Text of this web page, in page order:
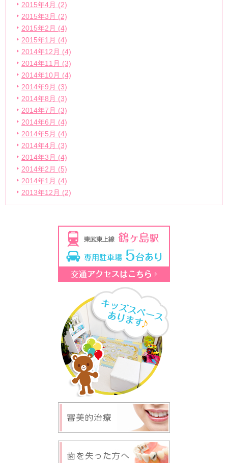
2015年4月 (2)
2015年3月 (2)
2015年2月 (4)
2015年1月 (4)
2014年12月 (4)
2014年11月 (3)
2014年10月 (4)
2014年9月 (3)
2014年8月 (3)
2014年7月 (3)
2014年6月 (4)
2014年5月 (4)
2014年4月 (3)
2014年3月 (4)
2014年2月 (5)
2014年1月 (4)
2013年12月 (2)